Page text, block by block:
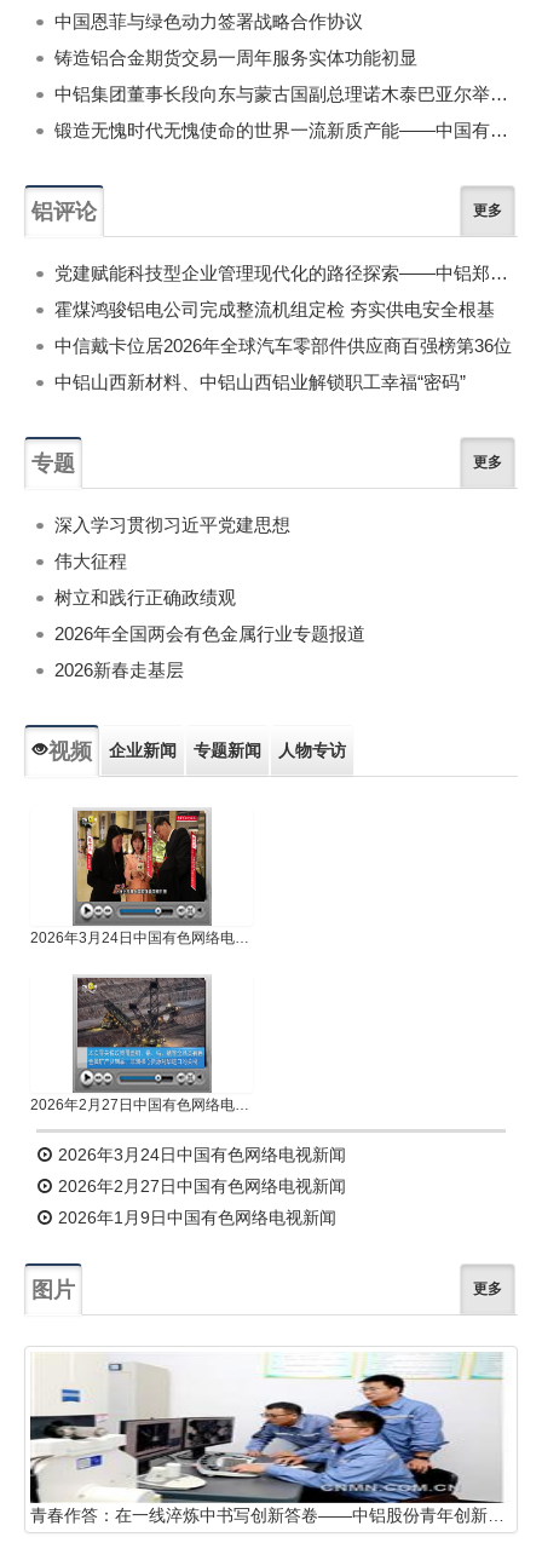
中国恩菲与绿色动力签署战略合作协议
铸造铝合金期货交易一周年服务实体功能初显
中铝集团董事长段向东与蒙古国副总理诺木泰巴亚尔举行会谈
锻造无愧时代无愧使命的世界一流新质产能——中国有色金属工业的战略应对与破局之道（二）
铝评论 更多
党建赋能科技型企业管理现代化的路径探索——中铝郑州研究院以党建引领现代化管理的实践探讨
霍煤鸿骏铝电公司完成整流机组定检 夯实供电安全根基
中信戴卡位居2026年全球汽车零部件供应商百强榜第36位
中铝山西新材料、中铝山西铝业解锁职工幸福“密码”
专题 更多
深入学习贯彻习近平党建思想
伟大征程
树立和践行正确政绩观
2026年全国两会有色金属行业专题报道
2026新春走基层
视频 企业新闻 专题新闻 人物专访
2026年3月24日中国有色网络电视新闻
2026年2月27日中国有色网络电视新闻
2026年3月24日中国有色网络电视新闻
2026年2月27日中国有色网络电视新闻
2026年1月9日中国有色网络电视新闻
图片 更多